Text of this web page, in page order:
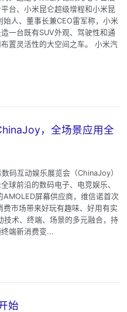
台、小米昆仑超级增程和小米昆
人、董事长兼CEO雷军称，小米
一台既有SUV外观、驾驶性和通
置灵活性的大空间之车。 小米汽
，全场景应用全
码互动娱乐展览会（ChinaJoy）
球前沿的数码电子、电竞娱乐、
屏幕供应商，维信诺首次
市场带来好玩有趣味、好用有实
技术、终端、场景的多元融合，持
端新消费变...
始